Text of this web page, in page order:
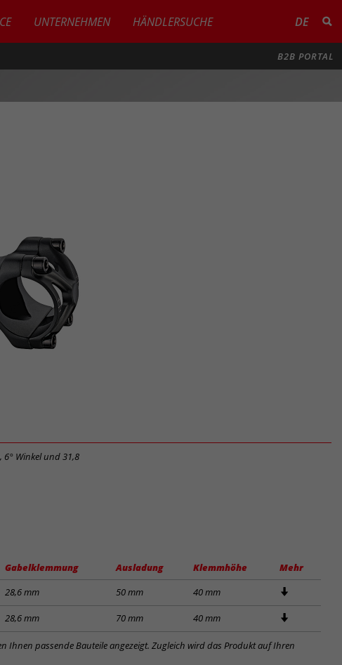
UNTERNEHMEN HÄNDLERSUCHE DE
B2B PORTAL
Winkel und 31,8
Gabelklemmung Ausladung Klemmhöhe
Mehr
28,6 mm 50 mm 40 mm
28,6 mm 70 mm 40 mm
Ihnen passende Bauteile angezeigt. Zugleich wird das Produkt auf Ihren